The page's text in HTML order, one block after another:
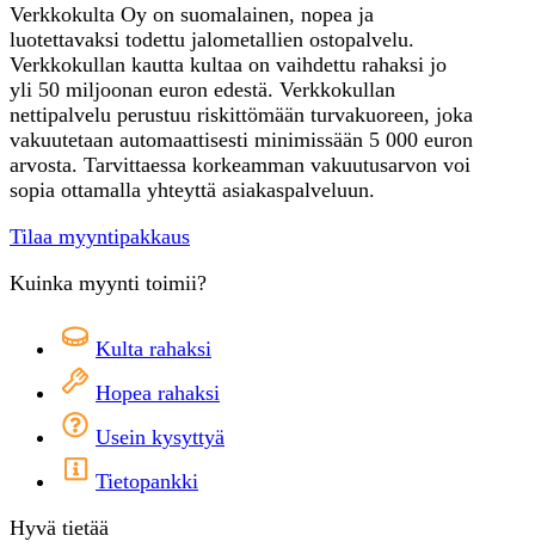
Verkkokulta Oy on suomalainen, nopea ja
luotettavaksi todettu jalometallien ostopalvelu.
Verkkokullan kautta kultaa on vaihdettu rahaksi jo
yli 50 miljoonan euron edestä. Verkkokullan
nettipalvelu perustuu riskittömään turvakuoreen, joka
vakuutetaan automaattisesti minimissään 5 000 euron
arvosta. Tarvittaessa korkeamman vakuutusarvon voi
sopia ottamalla yhteyttä asiakaspalveluun.
Tilaa myyntipakkaus
Kuinka myynti toimii?
Kulta rahaksi
Hopea rahaksi
Usein kysyttyä
Tietopankki
Hyvä tietää